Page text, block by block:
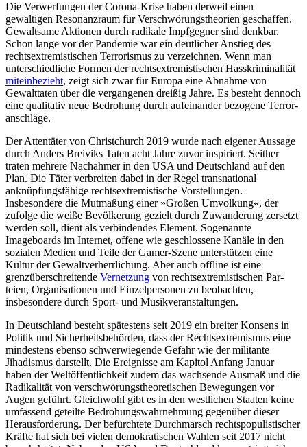
Die Verwerfungen der Corona-Krise haben derweil einen
gewaltigen Resonanzraum für Verschwörungstheorien geschaffen.
Gewaltsame Aktionen durch radikale Impf­gegner sind denkbar.
Schon lange vor der Pandemie war ein deutlicher Anstieg des
rechtsextremistischen Terrorismus zu ver­zeichnen. Wenn man
unterschiedliche Formen der rechtsextremistischen Hass­kriminalität
miteinbezieht, zeigt sich zwar für Europa eine Abnahme von
Gewalttaten über die vergangenen dreißig Jahre. Es be­steht dennoch
eine qualitativ neue Bedro­hung durch aufeinander bezogene Terror­
anschläge.
Der Attentäter von Christchurch 2019 wurde nach eigener Aussage
durch Anders Breiviks Taten acht Jahre zuvor inspiriert. Seither
traten mehrere Nachahmer in den USA und Deutschland auf den
Plan. Die Täter verbreiten dabei in der Regel trans­national
anknüpfungsfähige rechtsextremistische Vorstellungen.
Insbesondere die Mutmaßung einer »Großen Umvolkung«, der
zufolge die weiße Bevölkerung gezielt durch Zuwanderung zersetzt
werden soll, dient als verbindendes Element. Sogenannte
Imageboards im Internet, offene wie geschlossene Kanäle in den
sozialen Medien und Teile der Gamer-Szene unterstützen eine
Kultur der Gewaltverherrlichung. Aber auch offline ist eine
grenzüberschreitende Vernetzung von rechtsextremistischen Par­
teien, Organisationen und Einzelpersonen zu beobachten,
insbesondere durch Sport- und Musikveranstaltungen.
In Deutschland besteht spätestens seit 2019 ein breiter Konsens in
Politik und Sicherheitsbehörden, dass der Rechtsextremismus eine
mindestens ebenso schwerwiegende Gefahr wie der militante
Jihadis­mus darstellt. Die Ereignisse am Kapitol An­fang Januar
haben der Weltöffentlichkeit zudem das wachsende Ausmaß und die
Radikalität von verschwörungstheoretischen Bewegungen vor
Augen geführt. Gleichwohl gibt es in den westlichen Staaten keine
um­fassend geteilte Bedrohungswahrnehmung gegenüber dieser
Herausforderung. Der be­fürchtete Durchmarsch rechtspopulistischer
Kräfte hat sich bei vielen demokratischen Wahlen seit 2017 nicht